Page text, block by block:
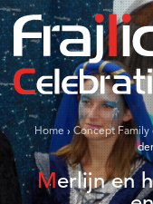
Home › Concept Family
Merlijn en het Kasteel der Prinsen